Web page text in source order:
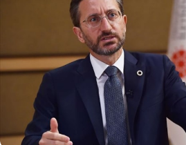
19 Mart
kesiminin
Cumhurbaşkanı ve
Tayyip Erdoğan’ın
faturayı İletişim
sürdü.